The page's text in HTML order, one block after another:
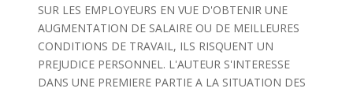
SUR LES EMPLOYEURS EN VUE D'OBTENIR UNE
AUGMENTATION DE SALAIRE OU DE MEILLEURES
CONDITIONS DE TRAVAIL, ILS RISQUENT UN
PREJUDICE PERSONNEL. L'AUTEUR S'INTERESSE
DANS UNE PREMIERE PARTIE A LA SITUATION DES